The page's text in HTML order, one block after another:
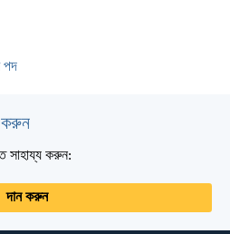
পদ
করুন
সাহায্য করুন:
দান করুন